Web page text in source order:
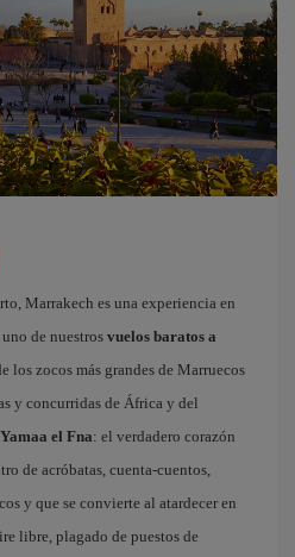
Marrakech es una experiencia en
de nuestros vuelos baratos a
los zocos más grandes de Marruecos
y concurridas de África y del
el Fna: el verdadero corazón
de acróbatas, cuenta-cuentos,
y que se convierte al atardecer en
libre, plagado de puestos de